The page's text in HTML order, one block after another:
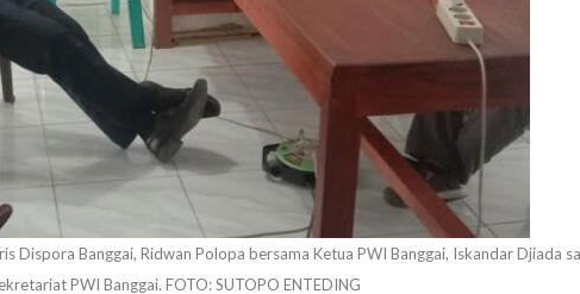
Dispora Banggai, Ridwan Polopa bersama Ketua PWI Banggai, Iskandar Djiada
PWI Banggai. FOTO: SUTOPO ENTEDING